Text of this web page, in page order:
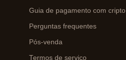
Guia de pagamento com cripto
Perguntas frequentes
Pós-venda
Termos de serviço